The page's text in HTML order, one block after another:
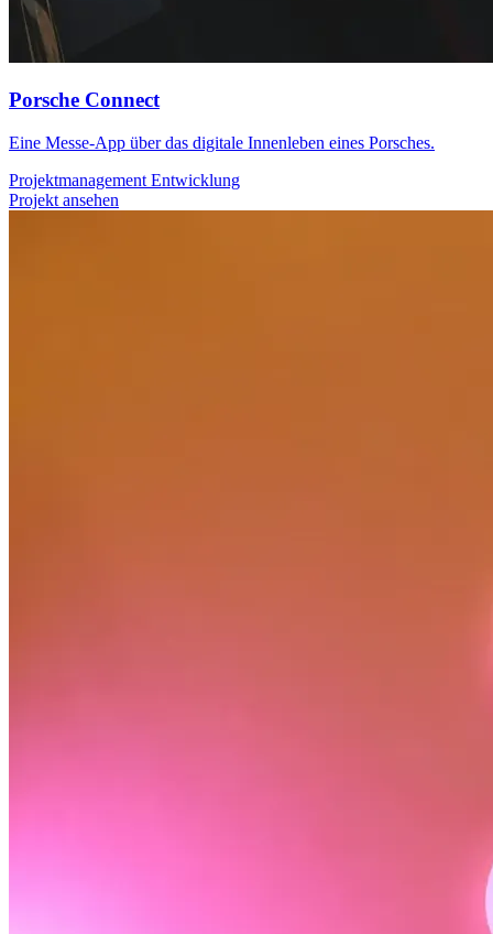
Porsche Connect
Eine Messe-App über das digitale Innenleben eines Porsches.
Projektmanagement Entwicklung
Projekt ansehen